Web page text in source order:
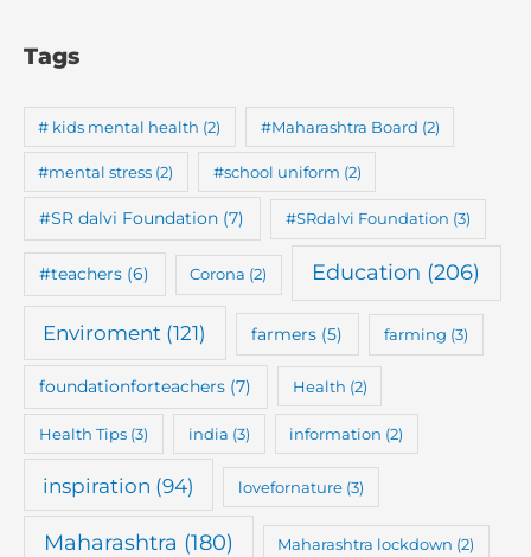
Tags
# kids mental health (2) #Maharashtra Board (2)
#mental stress (2) #school uniform (2)
#SR dalvi Foundation (7) #SRdalvi Foundation (3)
#teachers (6) Corona (2) Education (206)
Enviroment (121) farmers (5) farming (3)
foundationforteachers (7) Health (2)
Health Tips(3) india (3) information (2)
inspiration (94) lovefornature (3)
Maharashtra (180) Maharashtra lockdown (2)